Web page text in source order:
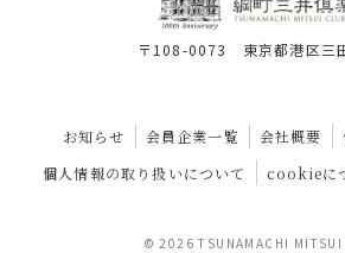
〒108-0073 東京都港区三
お知らせ 会員企業一覧 会社概要
個人情報の取り扱いについて
cookieに
© 2026 TSUNAMACHI MITSUI